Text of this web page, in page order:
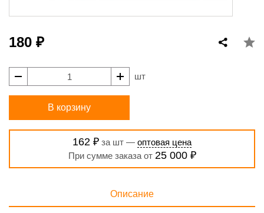
180 ₽
шт
В корзину
162 ₽ за шт — оптовая цена
При сумме заказа от 25 000 ₽
Описание